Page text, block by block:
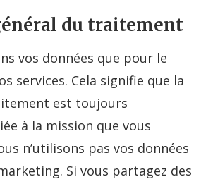
du traitement
vos données que pour le
services. Cela signifie que la
est toujours
à la mission que vous
n’utilisons pas vos données
Si vous partagez des